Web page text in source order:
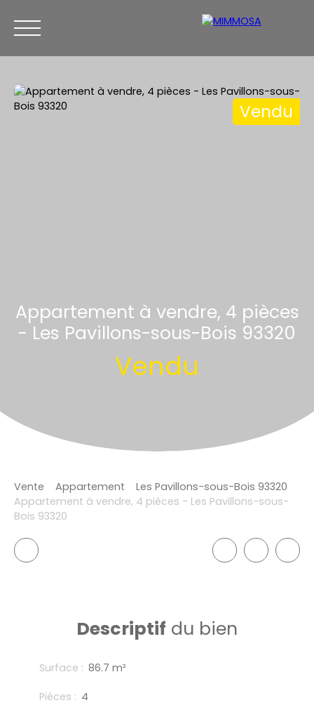
Vendu
Appartement à vendre, 4 pièces
- Les Pavillons-sous-Bois 93320
Vendu
Vente Appartement
Les Pavillons-sous-Bois 93320
Appartement à vendre, 4 pièces - Les Pavillons-sous-
Bois 93320
Descriptif du bien
Surface : 86.7 m²
Pièces : 4